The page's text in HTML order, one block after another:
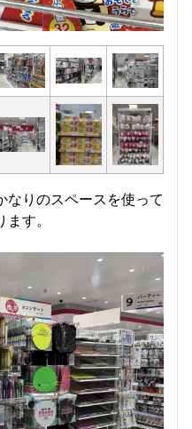
りのスペースを使って
す。